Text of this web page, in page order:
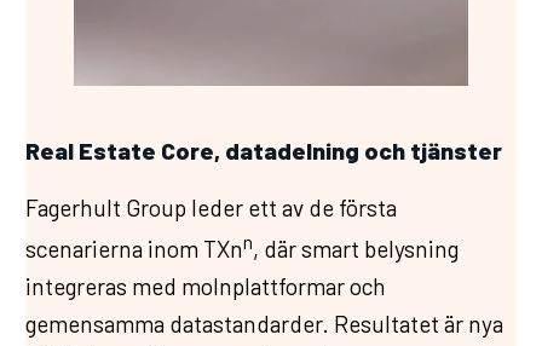
Real Estate Core, datadelning och tjänster
Fagerhult Group leder ett av de första
scenarierna inom TXnn, där smart belysning
integreras med molnplattformar och
gemensamma datastandarder. Resultatet är nya